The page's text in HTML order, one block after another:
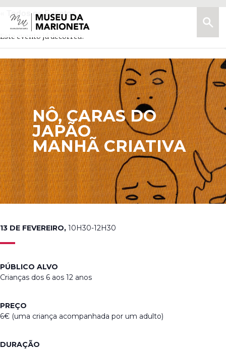
Museu
da
Marioneta
« Todos os Eventos
Este evento já decorreu.
NÔ, CARAS DO
JAPÃO
MANHÃ CRIATIVA
13 DE FEVEREIRO, 10H30-12H30
PÚBLICO ALVO
Crianças dos 6 aos 12 anos
PREÇO
6€ (uma criança acompanhada por um adulto)
DURAÇÃO